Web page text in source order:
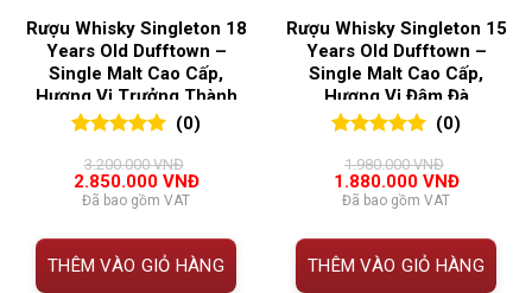
Rượu Whisky Singleton 18
Years Old Dufftown –
Single Malt Cao Cấp,
Hương Vị Trưởng Thành
đánh giá
(0)
3.200.000VNĐ
Giá
gốc
3.200.000 VNĐ.
2.850.000 VNĐGiá
là:
2.850.000 VNĐ.
Đã bao gồm VAT
THÊM VÀO GIỎ HÀNG
Rượu Whisky Singleton 15
Years Old Dufftown –
Single Malt Cao Cấp,
Hương Vị Đậm Đà
đánh giá
(0)
1.980.000VNĐ
Giá
gốc
1.980.000 VNĐ.
1.880.000 VNĐGiá
là:
Đã bao gồm VAT
THÊM VÀO GIỎ HÀNG